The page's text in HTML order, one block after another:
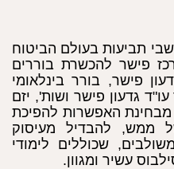
תביעות בעולם הביטוח
פישר להכשרת בוררים
פישר, בורר בינלאומי
גדעון פישר ושות', יזם
מבחינת האפשרות להפיכת
ממש, להבדיל מעיסוק
שכוללים לימודי
עשיר ומגוון.